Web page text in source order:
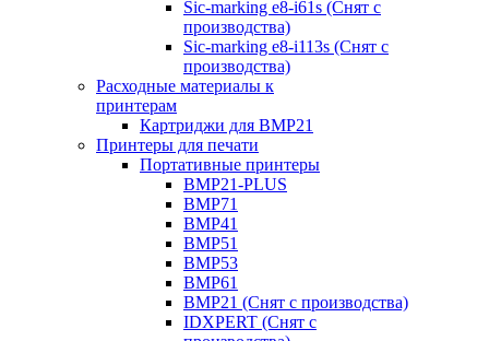
Sic-marking e8-i61s (Снят с
производства)
Sic-marking e8-i113s (Снят с
производства)
Расходные материалы к
принтерам
Картриджи для BMP21
Принтеры для печати
Портативные принтеры
BMP21-PLUS
BMP71
BMP41
BMP51
BMP53
BMP61
BMP21 (Снят с производства)
IDXPERT (Снят с